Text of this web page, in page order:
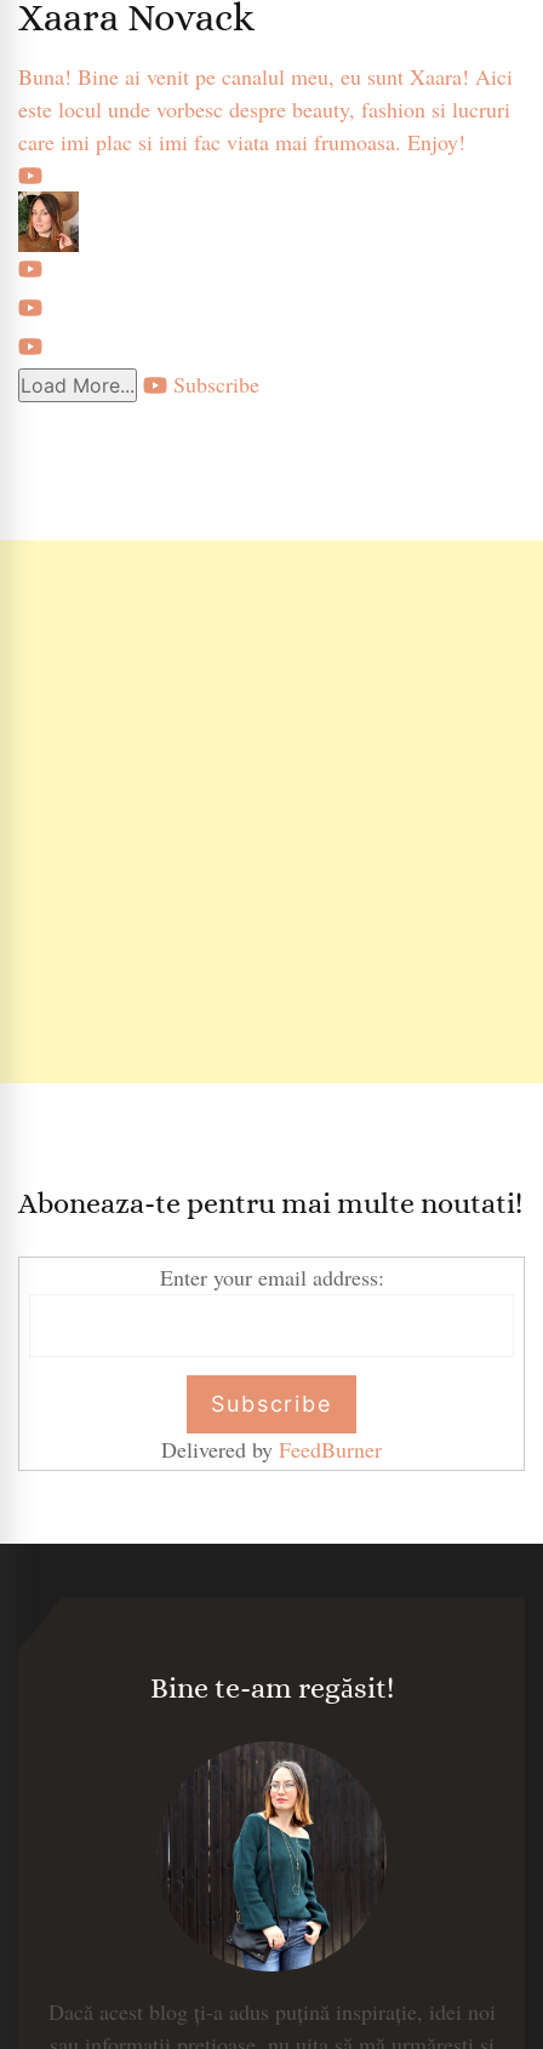
Xaara Novack
Buna! Bine ai venit pe canalul meu, eu sunt Xaara! Aici
este locul unde vorbesc despre beauty, fashion si lucruri
care imi plac si imi fac viata mai frumoasa. Enjoy!
Load More... Subscribe
Aboneaza-te pentru mai multe noutati!
Enter your email address:
Delivered by FeedBurner
Bine te-am regăsit!
Dacă acest blog ți-a adus puțină inspirație, idei noi